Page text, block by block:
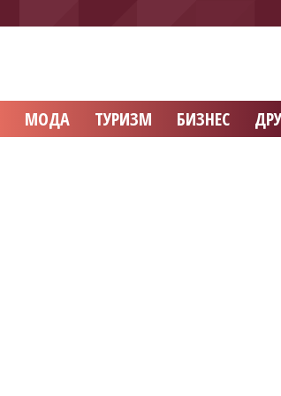
МОДА ТУРИЗМ БИЗНЕС